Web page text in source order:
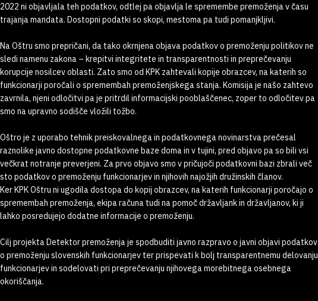
2022 ni objavljala teh podatkov, odtlej pa objavlja le spremembe premoženja v času
trajanja mandata. Dostopni podatki so skopi, mestoma pa tudi pomanjkljivi.
Na Oštru smo prepričani, da tako okrnjena objava podatkov o premoženju politikov ne
sledi namenu zakona – krepitvi integritete in transparentnosti in preprečevanju
korupcije nosilcev oblasti. Zato smo od KPK zahtevali kopije obrazcev, na katerih so
funkcionarji poročali o spremembah premoženjskega stanja. Komisija je našo zahtevo
zavrnila, njeni odločitvi pa je pritrdil informacijski pooblaščenec, zoper to odločitev pa
smo na upravno sodišče vložili tožbo.
Oštro je z uporabo tehnik preiskovalnega in podatkovnega novinarstva prečesal
raznolike javno dostopne podatkovne baze doma in v tujini, pred objavo pa so bili vsi
večkrat notranje preverjeni. Za prvo objavo smo v pričujoči podatkovni bazi zbrali več
sto podatkov o premoženju funkcionarjev in njihovih najožjih družinskih članov.
Ker KPK Oštru ni ugodila dostopa do kopij obrazcev, na katerih funkcionarji poročajo o
spremembah premoženja, ekipa računa tudi na pomoč državljank in državljanov, ki ji
lahko posredujejo dodatne informacije o premoženju.
Cilj projekta Detektor premoženja je spodbuditi javno razpravo o javni objavi podatkov
o premoženju slovenskih funkcionarjev ter prispevati k bolj transparentnemu delovanju
funkcionarjev in sodelovati pri preprečevanju njihovega morebitnega osebnega
okoriščanja.